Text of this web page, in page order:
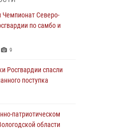
спортивному и боевому
8 1
СОТРУДНИКАМИ
ЗАДЕРЖАНО 23
задержали
нарушителя
Чемпионат Северо-
по самбо и
9
Росгвардии спасли
поступка
патриотическом
области